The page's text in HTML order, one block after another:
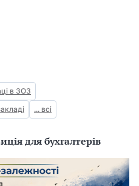
в ЗОЗ
... всі
для бухгалтерів